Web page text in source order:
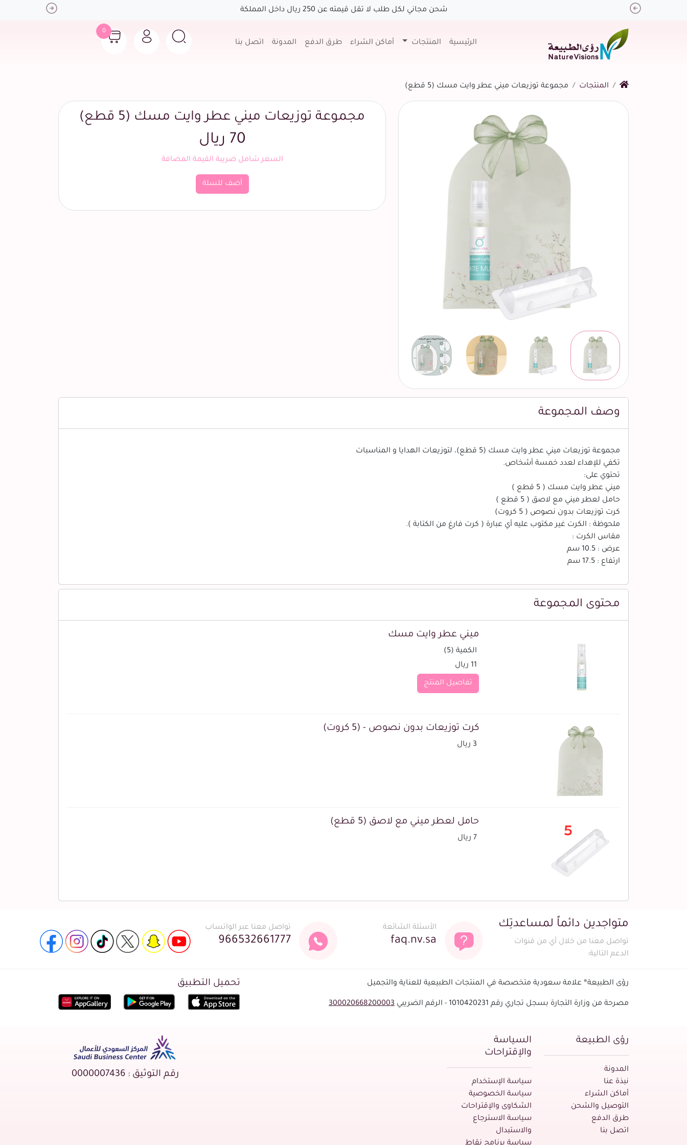
شحن مجاني لكل طلب لا تقل قيمته عن 250 ريال داخل المملكة
Previous
Next
الرئيسية المنتجات أماكن الشراء طرق الدفع المدونة اتصل بنا
0
المنتجات مجموعة توزيعات ميني عطر وايت مسك (5 قطع)
مجموعة توزيعات ميني عطر وايت مسك (5 قطع)
70 ريال
السعر شامل ضريبة القيمة المضافة
أضف للسلة
وصف المجموعة
مجموعة توزيعات ميني عطر وايت مسك (5 قطع)، لتوزيعات الهدايا و المناسبات
تكفي للإهداء لعدد خمسة أشخاص.
تحتوي على:
ميني عطر وايت مسك ( 5 قطع )
حامل لعطر ميني مع لاصق ( 5 قطع )
كرت توزيعات بدون نصوص ( 5 كروت)
ملحوظة : الكرت غير مكتوب عليه أي عبارة ( كرت فارغ من الكتابة ).
مقاس الكرت :
عرض : 10.5 سم
ارتفاع : 17.5 سم
محتوى المجموعة
ميني عطر وايت مسك
الكمية (5)
11 ريال
تفاصيل المنتج
كرت توزيعات بدون نصوص - (5 كروت)
3 ريال
حامل لعطر ميني مع لاصق (5 قطع)
7 ريال
متواجدين دائماً لمساعدتِك
تواصل معنا من خلال أي من قنوات
الدعم التالية:
الأسئلة الشائعة
faq.nv.sa
تواصل معنا عبر الواتساب
966532661777
رؤى الطبيعة® علامة سعودية متخصصة في المنتجات الطبيعية للعناية والتجميل
مصرحة من وزارة التجارة بسجل تجاري رقم 1010420231 - الرقم الضريبي 300020668200003
تحميل التطبيق
رؤى الطبيعة
المدونة
نبذة عنا
أماكن الشراء
التوصيل والشحن
طرق الدفع
اتصل بنا
السياسة
والإقتراحات
سياسة الإستخدام
سياسة الخصوصية
الشكاوى والإقتراحات
سياسة الاسترجاع
والاستبدال
سياسة برنامج نقاط
رقم التوثيق : 0000007436